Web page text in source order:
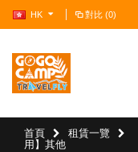
HK 對比 (0)
首頁 租賃一覽
用】其他